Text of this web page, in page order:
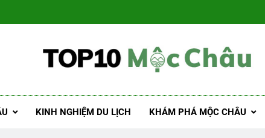
Lịch Mộc Châu
khách sạn, nhà hàng, kinh nghiệm
KINH NGHIỆM DU LỊCH KHÁM PHÁ MỘC CHÂU